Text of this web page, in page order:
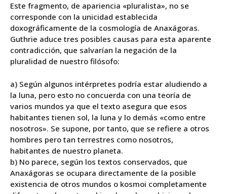
Este fragmento, de apariencia «pluralista», no se
corresponde con la unicidad establecida
doxográficamente de la cosmología de Anaxágoras.
Guthrie aduce tres posibles causas para esta aparente
contradicción, que salvarían la negación de la
pluralidad de nuestro filósofo:
a) Según algunos intérpretes podría estar aludiendo a
la luna, pero esto no concuerda con una teoría de
varios mundos ya que el texto asegura que esos
habitantes tienen sol, la luna y lo demás «como entre
nosotros». Se supone, por tanto, que se refiere a otros
hombres pero tan terrestres como nosotros,
habitantes de nuestro planeta.
b) No parece, según los textos conservados, que
Anaxágoras se ocupara directamente de la posible
existencia de otros mundos o kosmoi completamente